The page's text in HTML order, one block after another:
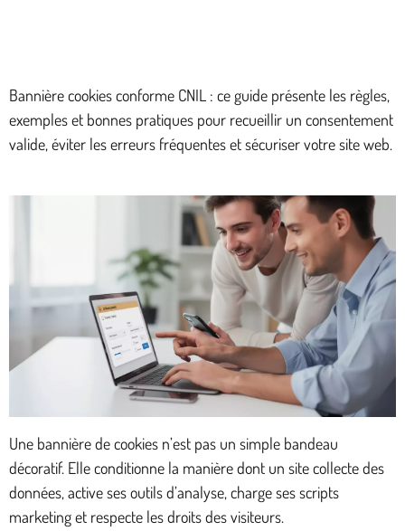
Bannière cookies conforme CNIL : ce guide présente les règles,
exemples et bonnes pratiques pour recueillir un consentement
valide, éviter les erreurs fréquentes et sécuriser votre site web.
Une bannière de cookies n’est pas un simple bandeau
décoratif. Elle conditionne la manière dont un site collecte des
données, active ses outils d’analyse, charge ses scripts
marketing et respecte les droits des visiteurs.